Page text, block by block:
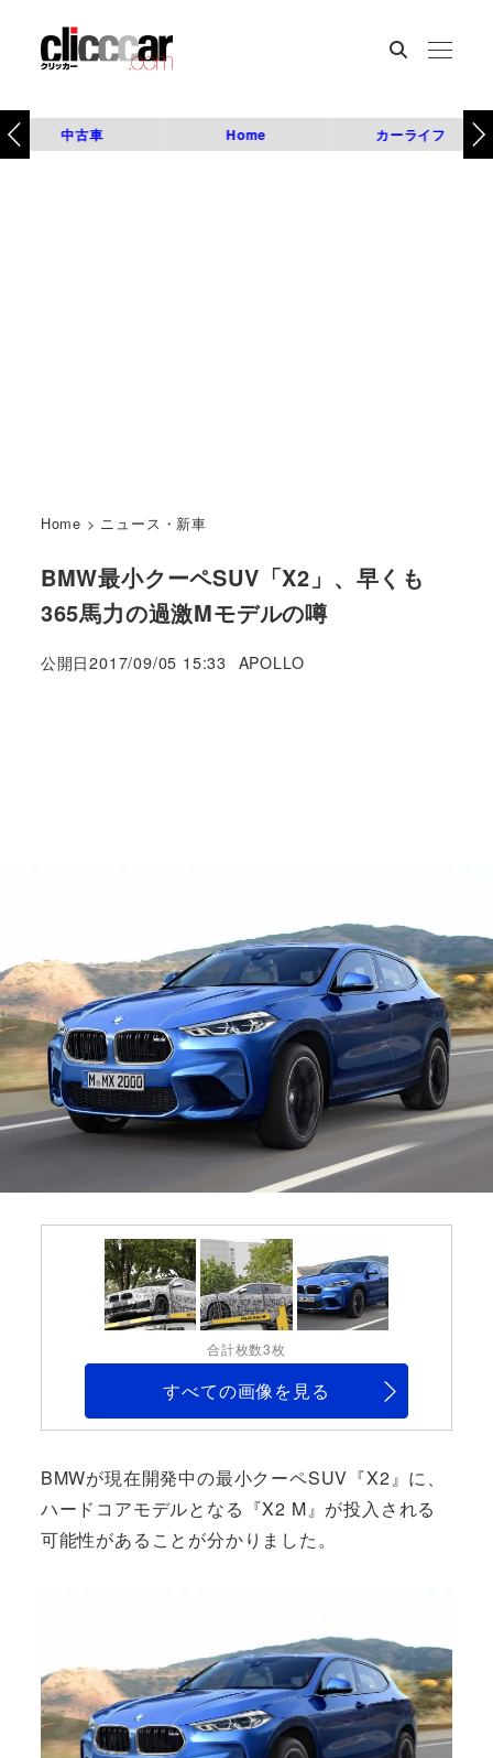
中古車 Home カーライフ
Home > ニュース・新車
BMW最小クーペSUV「X2」、早くも
365馬力の過激Mモデルの噂
公開日2017/09/05 15:33
著
APOLLO
合計枚数3枚
すべての画像を見る
BMWが現在開発中の最小クーペSUV『X2』に、
ハードコアモデルとなる『X2 M』が投入される
可能性があることが分かりました。